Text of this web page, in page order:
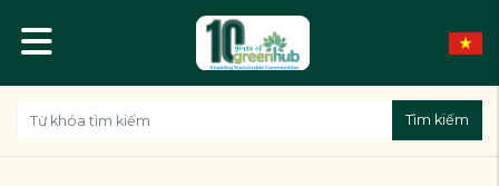
Tìm kiếm